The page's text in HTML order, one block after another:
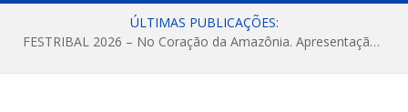
ÚLTIMAS PUBLICAÇÕES:
FESTRIBAL 2026 – No Coração da Amazônia. Apresentação da Munduruku.